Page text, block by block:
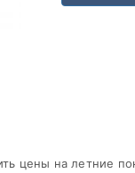
цены на летние